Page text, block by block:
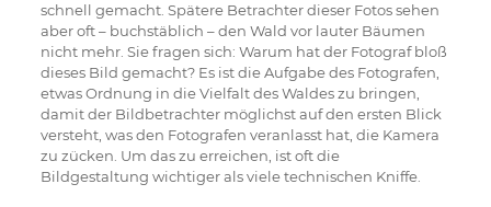
schnell gemacht. Spätere Betrachter dieser Fotos sehen
aber oft – buchstäblich – den Wald vor lauter Bäumen
nicht mehr. Sie fragen sich: Warum hat der Fotograf bloß
dieses Bild gemacht? Es ist die Aufgabe des Fotografen,
etwas Ordnung in die Vielfalt des Waldes zu bringen,
damit der Bildbetrachter möglichst auf den ersten Blick
versteht, was den Fotografen veranlasst hat, die Kamera
zu zücken. Um das zu erreichen, ist oft die
Bildgestaltung wichtiger als viele technischen Kniffe.